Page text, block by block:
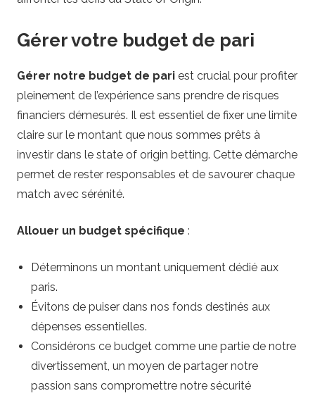
Gérer votre budget de pari
Gérer notre budget de pari est crucial pour profiter
pleinement de l’expérience sans prendre de risques
financiers démesurés. Il est essentiel de fixer une limite
claire sur le montant que nous sommes prêts à
investir dans le state of origin betting. Cette démarche
permet de rester responsables et de savourer chaque
match avec sérénité.
Allouer un budget spécifique :
Déterminons un montant uniquement dédié aux
paris.
Évitons de puiser dans nos fonds destinés aux
dépenses essentielles.
Considérons ce budget comme une partie de notre
divertissement, un moyen de partager notre
passion sans compromettre notre sécurité